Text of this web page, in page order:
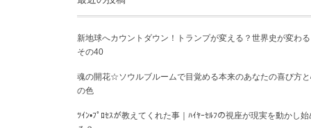
新地球へカウントダウン！トランプが変える？世界史が変わる
その40
魂の開花☆ソウルブルームで目覚める本来のあなたの喜び方
の色
ﾂｲﾝ•ﾌﾟﾛｾｽが教えてくれた事｜ﾊｲﾔｰｾﾙﾌの視座が現実を動かし始